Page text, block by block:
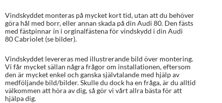
Vindskyddet monteras på mycket kort tid, utan att du behöver
göra hål med borr, eller annan skada på din Audi 80. Den fästs
med fästpinnar in i orginalfästena för vindskydd i din Audi
80 Cabriolet (se bilder).
Vindskyddet levereras med illustrerande bild över montering.
Vi får mycket sällan några frågor om installationen, eftersom
den är mycket enkel och ganska självtalande med hjälp av
medföljande bild/bilder. Skulle du dock ha en fråga, är du alltid
välkommen att höra av dig, så gör vi vårt allra bästa för att
hjälpa dig.